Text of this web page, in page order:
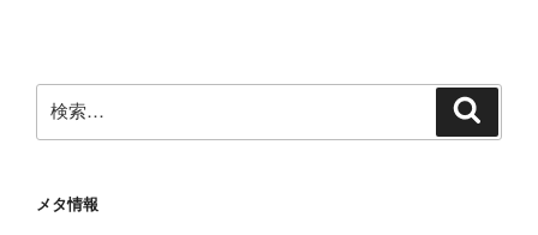
索:
メタ情報